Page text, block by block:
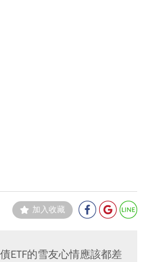
加入收藏
ETF的雪友心情應該都差